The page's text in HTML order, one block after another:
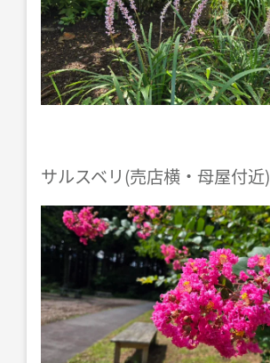
サルスベリ(売店横・母屋付近)